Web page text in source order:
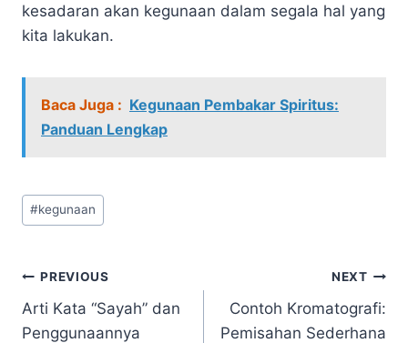
kesadaran akan kegunaan dalam segala hal yang
kita lakukan.
Baca Juga : Kegunaan Pembakar Spiritus:
Panduan Lengkap
Post
Tags:
#kegunaan
Navigasi
pos
PREVIOUS
Arti Kata “Sayah” dan
Penggunaannya
NEXT
Contoh Kromatografi:
Pemisahan Sederhana